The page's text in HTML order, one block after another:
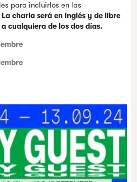
para incluirlos en las
La charla será en inglés y de libre
cualquiera de los dos días.